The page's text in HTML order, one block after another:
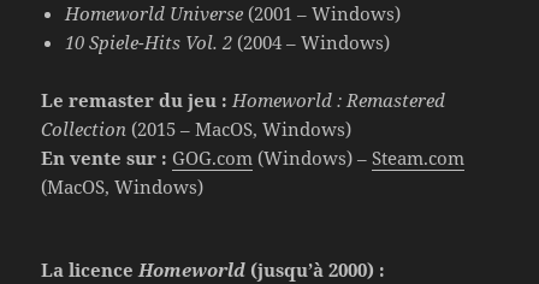
Homeworld Universe (2001 – Windows)
10 Spiele-Hits Vol. 2 (2004 – Windows)
Le remaster du jeu : Homeworld : Remastered
Collection (2015 – MacOS, Windows)
En vente sur : GOG.com (Windows) –Steam.com
(MacOS, Windows)
La licenceHomeworld (jusqu’à 2000) :